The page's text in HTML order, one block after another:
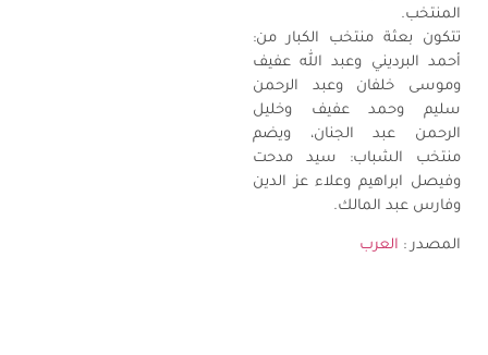
المنتخب.
تتكون بعثة منتخب الكبار من:
أحمد البرديني وعبد الله عفيف
وموسى خلفان وعبد الرحمن
سليم وحمد عفيف وخليل
الرحمن عبد الجنان، ويضم
منتخب الشباب: سيد مدحت
وفيصل ابراهيم وعلاء عز الدين
وفارس عبد المالك.
المصدر : العرب